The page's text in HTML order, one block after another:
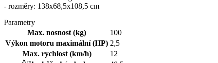
- rozměry: 138x68,5x108,5 cm
Parametry
Max. nosnost (kg)
100
Výkon motoru maximální (HP) 2,5
Max. rychlost (km/h)
12